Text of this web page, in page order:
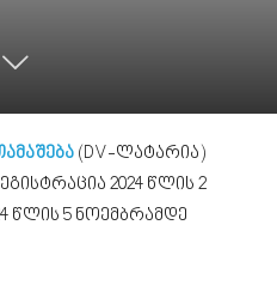
(DV-ლატარია)
2024 წლის 2
წლის 5 ნოემბრამდე